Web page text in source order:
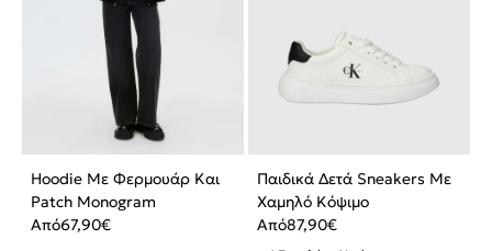
Hoodie Με Φερμουάρ Και
Patch Monogram
Από67,90€
Παιδικά Δετά Sneakers Με
Χαμηλό Κόψιμο
Από87,90€